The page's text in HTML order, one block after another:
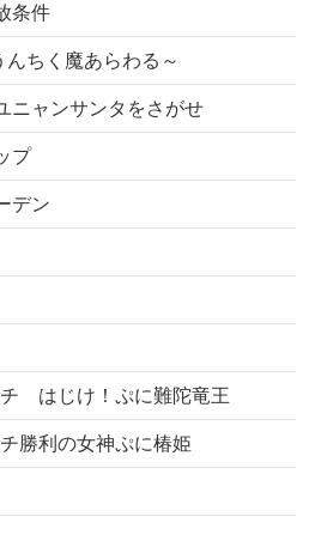
条件
ちく魔あらわる～
ニャンサンタをさがせ
プ
デン
はじけ！ぷに難陀竜王
勝利の女神ぷに椿姫